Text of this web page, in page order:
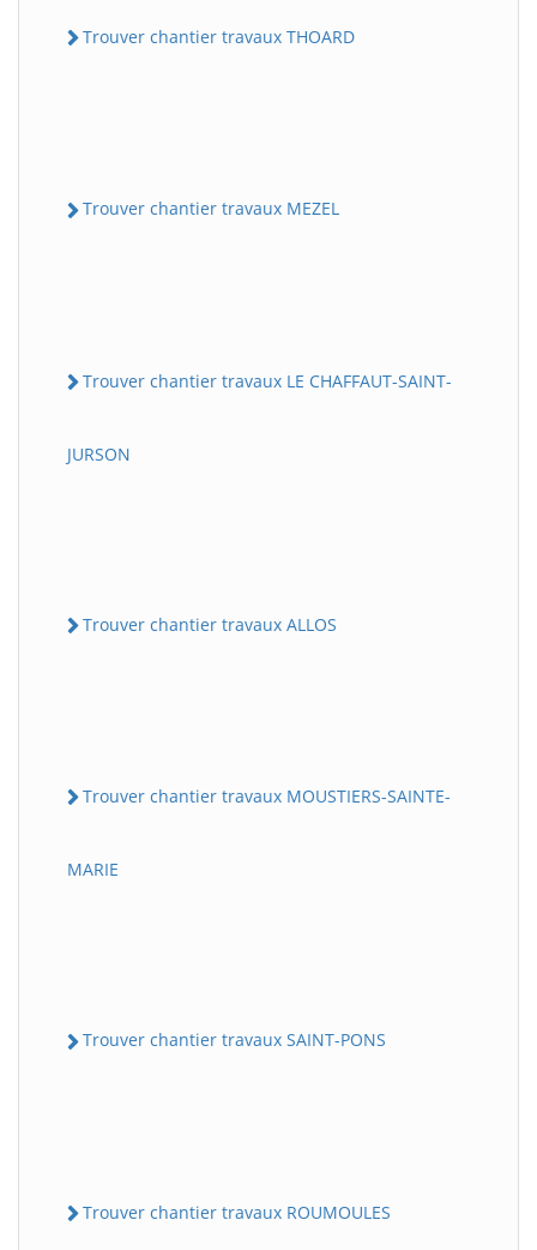
Trouver chantier travaux THOARD
Trouver chantier travaux MEZEL
Trouver chantier travaux LE CHAFFAUT-SAINT-
JURSON
Trouver chantier travaux ALLOS
Trouver chantier travaux MOUSTIERS-SAINTE-
MARIE
Trouver chantier travaux SAINT-PONS
Trouver chantier travaux ROUMOULES